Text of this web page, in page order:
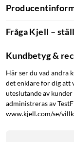
Fråga Kjell –
Kundbetyg &
Här ser du vad andra
det enklare för dig att
uteslutande av
administreras av
www.kjell.com/se/